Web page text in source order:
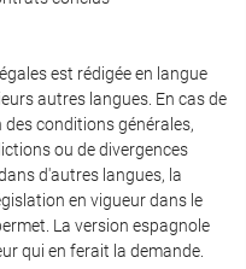
est rédigée en langue
autres langues. En cas de
conditions générales,
ou de divergences
d'autres langues, la
en vigueur dans le
La version espagnole
qui en ferait la demande.